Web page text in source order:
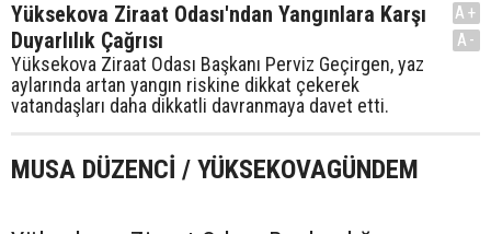
Yüksekova Ziraat Odası'ndan Yangınlara Karşı
Duyarlılık Çağrısı
Yüksekova Ziraat Odası Başkanı Perviz Geçirgen, yaz
aylarında artan yangın riskine dikkat çekerek
vatandaşları daha dikkatli davranmaya davet etti.
A+
A-
MUSA DÜZENCİ / YÜKSEKOVAGÜNDEM